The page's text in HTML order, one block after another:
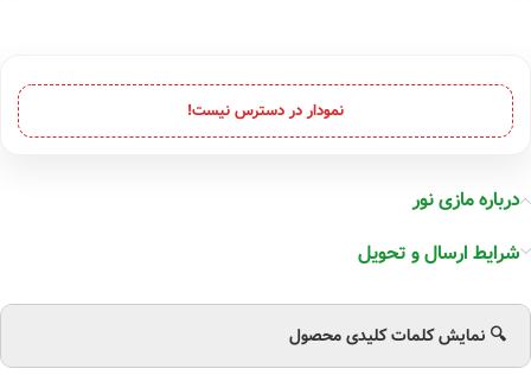
نمودار در دسترس نیست!
درباره مازی نور
شرایط ارسال و تحویل
🔍 نمایش کلمات کلیدی محصول